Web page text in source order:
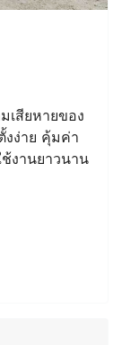
เสียหายของ
ง่าย คุ้มค่า
งานยาวนาน